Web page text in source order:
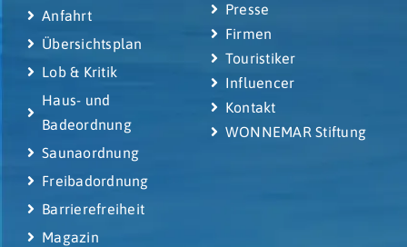
Anfahrt
Übersichtsplan
Lob & Kritik
Haus- und
Badeordnung
Saunaordnung
Freibadordnung
Barrierefreiheit
Magazin
Presse
Firmen
Touristiker
Influencer
Kontakt
WONNEMAR Stiftung